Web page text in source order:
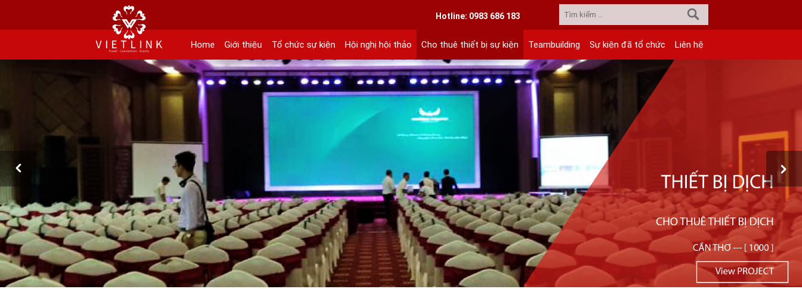
152 Khuất Duy Tiến - Phường Nhân Chính, Quận Thanh Xuân - Hà Nội
Kho xưởng: Lô 2, Làng Nghề Vạn Phúc, Hà Đông, Hà Nội.
Hotline/ skype/ Wechat/ Whatsapp : +84 .0983.686.183 / Tel : +84 243 785 8551 ext 101
Email: info@vietlinktour.com / sales@vietlinktour.com
http://www.vietlinktour.com / http://vietlinkevent.com
Hotline: 0983 686 183
Home Giới thiệu Tổ chức sự kiện Hội nghị hội thảo Cho thuê thiết bị sự kiện Teambuilding Sự kiện đã tổ chức Liên hệ